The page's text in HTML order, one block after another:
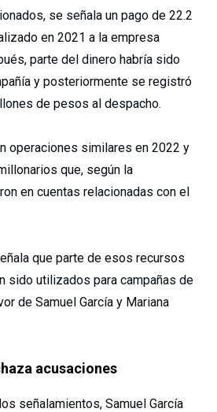
se señala un pago de 22.2
en 2021 a la empresa
parte del dinero habría sido
y posteriormente se registró
de pesos al despacho.
operaciones similares en 2022 y
que, según la
en cuentas relacionadas con el
que parte de esos recursos
sido utilizados para campañas de
de Samuel García y Mariana
acusaciones
señalamientos, Samuel García